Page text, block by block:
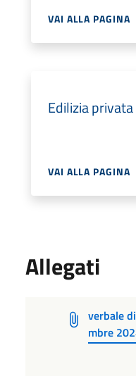
VAI ALLA PAGINA
Edilizia
VAI ALLA PAGINA
Allegati
verbale
mbre